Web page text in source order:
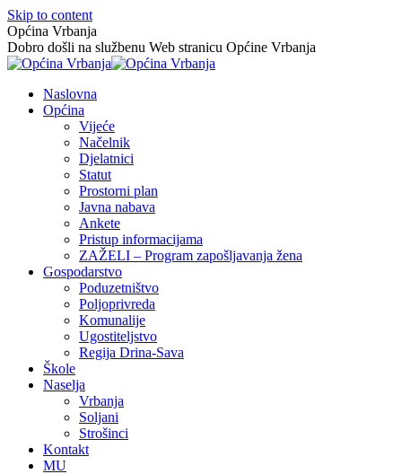
Skip to content
Općina Vrbanja
Dobro došli na službenu Web stranicu Općine Vrbanja
Naslovna
Općina
Vijeće
Načelnik
Djelatnici
Statut
Prostorni plan
Javna nabava
Ankete
Pristup informacijama
ZAŽELI – Program zapošljavanja žena
Gospodarstvo
Poduzetništvo
Poljoprivreda
Komunalije
Ugostiteljstvo
Regija Drina-Sava
Škole
Naselja
Vrbanja
Soljani
Strošinci
Kontakt
MU